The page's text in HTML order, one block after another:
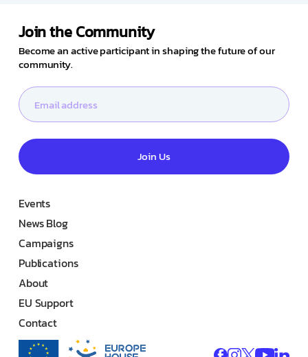
Join the Community
Become an active participant in shaping the future of our
community.
Join Us
Events
News Blog
Campaigns
Publications
About
EU Support
Contact